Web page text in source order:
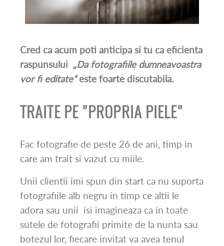
Cred ca acum poti anticipa si tu ca eficienta
raspunsului „Da fotografiile dumneavoastra
vor fi editate“este foarte discutabila.
TRAITE PE "PROPRIA PIELE"
Fac fotografie de peste 26 de ani, timp in
care am trait si vazut cu miile.
Unii clientii imi spun din start ca nu suporta
fotografiile alb negru in timp ce altii le
adora sau unii isi imagineaza ca in toate
sutele de fotografii primite de la nunta sau
botezul lor, fiecare invitat va avea tenul